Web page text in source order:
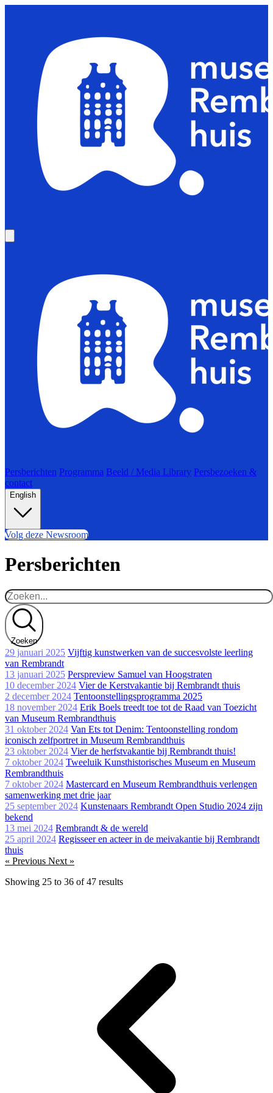
Persberichten Programma Beeld / Media Library Persbezoeken &
contact
English
Volg deze Newsroom
Persberichten
Zoeken
29 januari 2025 Vijftig kunstwerken van de succesvolste leerling
van Rembrandt
13 januari 2025 Perspreview Samuel van Hoogstraten
10 december 2024 Vier de Kerstvakantie bij Rembrandt thuis
2 december 2024 Tentoonstellingsprogramma 2025
18 november 2024 Erik Boels treedt toe tot de Raad van Toezicht
van Museum Rembrandthuis
31 oktober 2024 Van Ets tot Denim: Tentoonstelling rondom
iconisch zelfportret in Museum Rembrandthuis
23 oktober 2024 Vier de herfstvakantie bij Rembrandt thuis!
7 oktober 2024 Tweeluik Kunsthistorisches Museum en Museum
Rembrandthuis
7 oktober 2024 Mastercard en Museum Rembrandthuis verlengen
samenwerking met drie jaar
25 september 2024 Kunstenaars Rembrandt Open Studio 2024 zijn
bekend
13 mei 2024 Rembrandt & de wereld
25 april 2024 Regisseer en acteer in de meivakantie bij Rembrandt
thuis
« Previous Next »
Showing 25 to 36 of47 results